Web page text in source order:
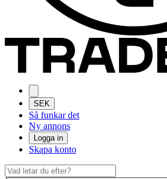
SEK
Så funkar det
Ny annons
Logga in
Skapa konto